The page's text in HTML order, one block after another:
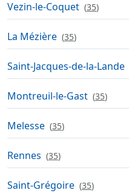
Vezin-le-Coquet (35)
La Mézière (35)
Saint-Jacques-de-la-Lande
Montreuil-le-Gast (35)
Melesse (35)
Rennes (35)
Saint-Grégoire (35)